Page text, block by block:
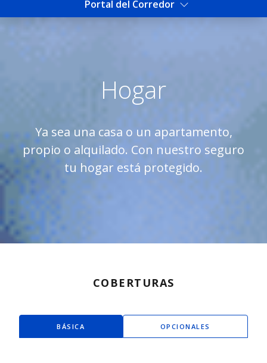
Portal del Corredor
Seguro de Hogar | Porto
Hogar
Ya sea una casa o un apartamento,
propio o alquilado. Con nuestro seguro
tu hogar está protegido.
COBERTURAS
BÁSICA OPCIONALES